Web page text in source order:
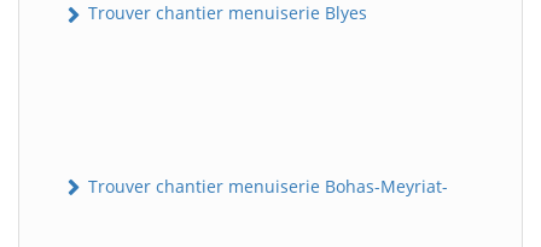
Trouver chantier menuiserie Blyes
Trouver chantier menuiserie Bohas-Meyriat-